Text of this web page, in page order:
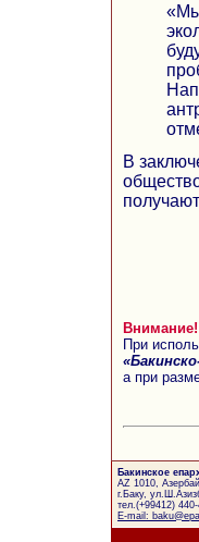
В
Внимание!
При
а при
Бакинское
AZ 1010,
г.Баку,
тел.(+99412)
E-mail: